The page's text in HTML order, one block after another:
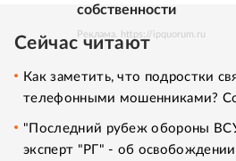
собственности
Реклама. https://ipquorum.ru
Сейчас читают
Как заметить, что подростки
телефонными мошенниками?
"Последний рубеж обороны
эксперт "РГ" - об